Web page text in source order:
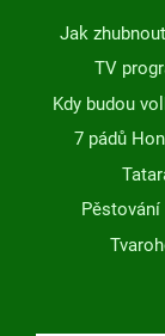
Jak zhubnout
TV
Kdy budou
7 pádů